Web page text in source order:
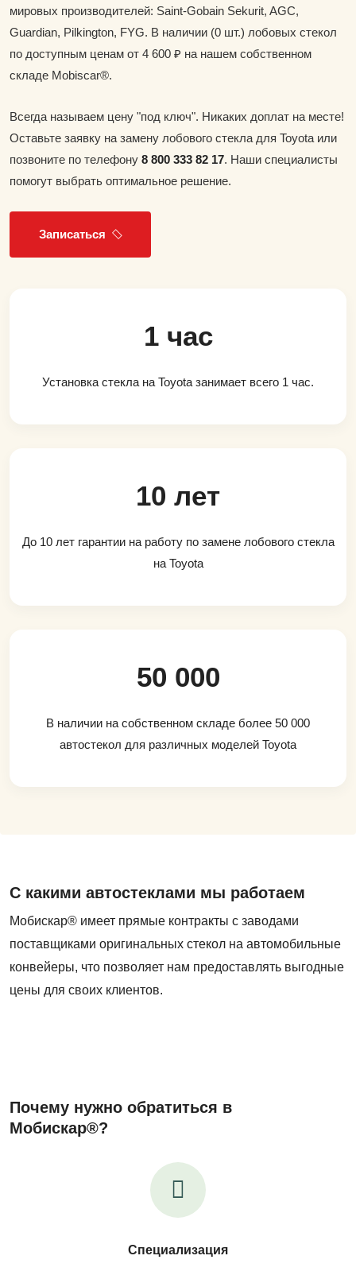
мировых производителей: Saint-Gobain Sekurit, AGC,
Guardian, Pilkington, FYG. В наличии (0 шт.) лобовых стекол
по доступным ценам от 4 600 ₽ на нашем собственном
складе Mobiscar®.
Всегда называем цену "под ключ". Никаких доплат на месте!
Оставьте заявку на замену лобового стекла для Toyota или
позвоните по телефону 8 800 333 82 17. Наши специалисты
помогут выбрать оптимальное решение.
Записаться
1 час
Установка стекла на Toyota занимает всего 1 час.
10 лет
До 10 лет гарантии на работу по замене лобового стекла
на Toyota
50 000
В наличии на собственном складе более 50 000
автостекол для различных моделей Toyota
С какими автостеклами мы работаем
Мобискар® имеет прямые контракты с заводами
поставщиками оригинальных стекол на автомобильные
конвейеры, что позволяет нам предоставлять выгодные
цены для своих клиентов.
Почему нужно обратиться в
Мобискар®?
Специализация